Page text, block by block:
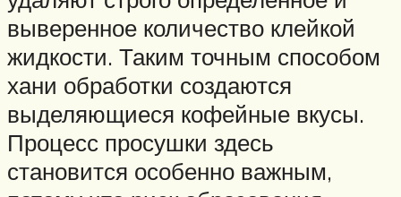
выверенное количество клейкой
жидкости. Таким точным способом
хани обработки создаются
выделяющиеся кофейные вкусы.
Процесс просушки здесь
становится особенно важным,